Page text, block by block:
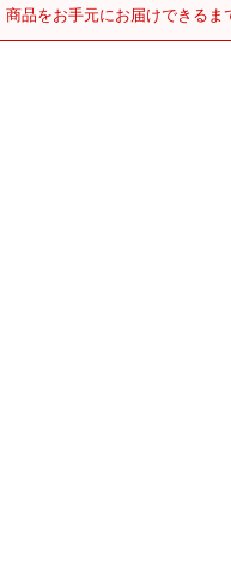
商品をお手元にお届けできるま